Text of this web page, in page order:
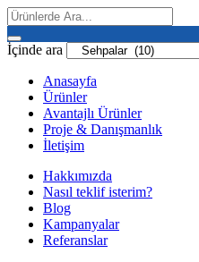
İçinde ara
Anasayfa
Ürünler
Avantajlı Ürünler
Proje & Danışmanlık
İletişim
Hakkımızda
Nasıl teklif isterim?
Blog
Kampanyalar
Referanslar